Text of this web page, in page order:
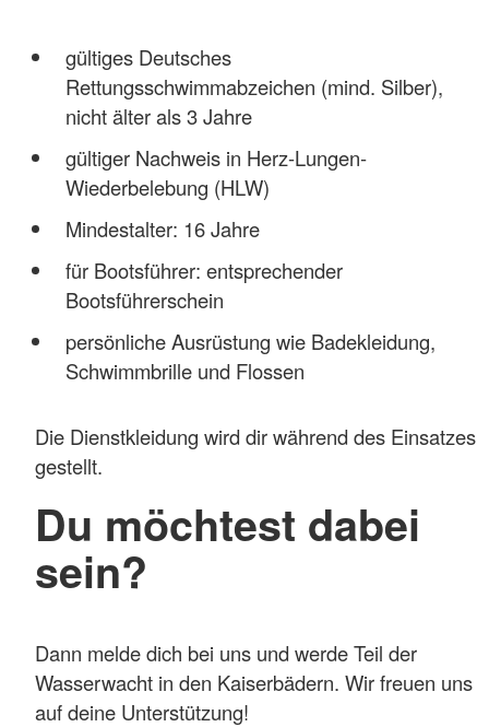
gültiges Deutsches
Rettungsschwimmabzeichen (mind. Silber),
nicht älter als 3 Jahre
gültiger Nachweis in Herz-Lungen-
Wiederbelebung (HLW)
Mindestalter: 16 Jahre
für Bootsführer: entsprechender
Bootsführerschein
persönliche Ausrüstung wie Badekleidung,
Schwimmbrille und Flossen
Die Dienstkleidung wird dir während des Einsatzes
gestellt.
Du möchtest dabei
sein?
Dann melde dich bei uns und werde Teil der
Wasserwacht in den Kaiserbädern. Wir freuen uns
auf deine Unterstützung!